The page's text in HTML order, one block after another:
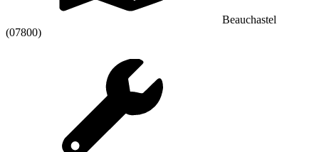
Beauchastel
(07800)